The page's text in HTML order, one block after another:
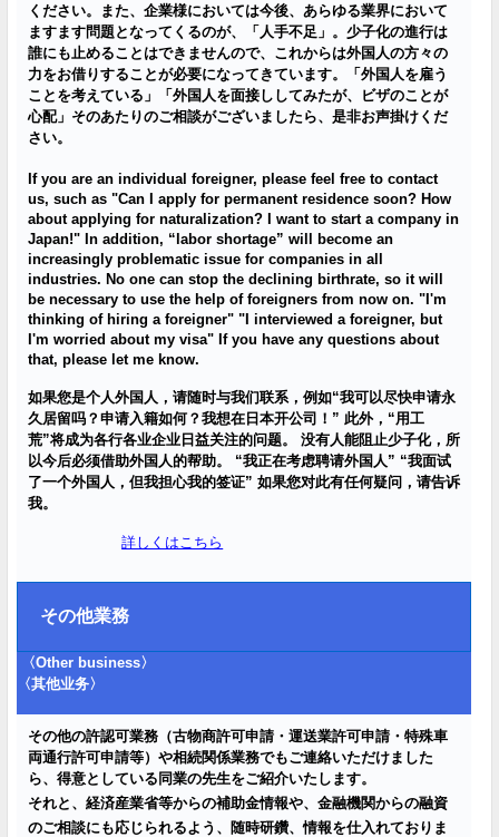
ください。また、企業様においては今後、あらゆる業界において
ますます問題となってくるのが、「人手不足」。少子化の進行は
誰にも止めることはできませんので、これからは外国人の方々の
力をお借りすることが必要になってきています。
「外国人を雇う
ことを考えている」「外国人を面接ししてみたが、ビザのことが
心配」そのあたりのご相談がございましたら、是非お声掛けくだ
さい。
If you are an individual foreigner, please feel free to contact
us, such as "Can I apply for permanent residence soon? How
about applying for naturalization? I want to start a company in
Japan!" In addition, “labor shortage” will
become an
increasingly problematic issue for companies in all
industries. No one can stop the declining birthrate, so it will
be necessary to use the help of foreigners from now on. "I'm
thinking of hiring a foreigner" "I interviewed a foreigner, but
I'm worried about my visa" If you have any questions about
that, please let me know.
如果您是个人外国人，请随时与我们联系，例如“我可以尽快申请永
久居留吗 ？申请入籍如何？我想在日本开公司！” 此外，“用工
荒”将成为各行各业企业 日益关注的问题。
没有人能阻止少子化，所
以今后必须借助外国人的帮助。 “我正在考虑聘请外国人” “我面试
了一个外国人，但我担心我的签证” 如果您对此有任何疑问 ，请告诉
我。
詳しくはこちら
その他業務
〈Other business〉
〈其他业务〉
その他の許認可業務（古物商許可申請・運送業許可申請・特殊車
両通行許可申請等）や相続関係業務でもご連絡いただけました
ら、得意としている同業の先生をご紹介いたします。
それと、経済産業省等からの補助金情報や、金融機関からの融資
のご相談にも応じられるよう、随時研鑽、情報を仕入れておりま